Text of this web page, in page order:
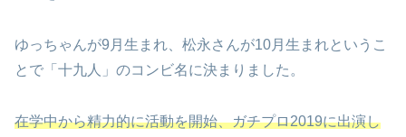
ゆっちゃんが9月生まれ、松永さんが10月生まれというこ
とで「十九人」のコンビ名に決まりました。
在学中から精力的に活動を開始、ガチプロ2019に出演し